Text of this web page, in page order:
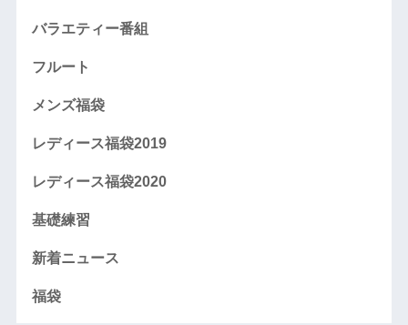
バラエティー番組
フルート
メンズ福袋
レディース福袋2019
レディース福袋2020
基礎練習
新着ニュース
福袋